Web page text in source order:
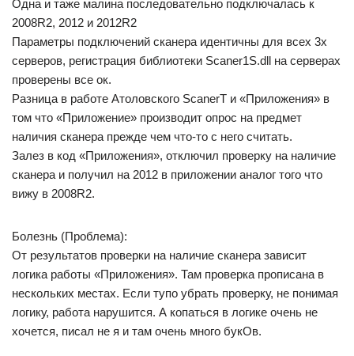
Одна и таже малина последовательно подключалась к
2008R2, 2012 и 2012R2
Параметры подключений сканера идентичны для всех 3х
серверов, регистрация библиотеки Scaner1S.dll на серверах
проверены все ок.
Разница в работе Атоловского ScanerT и «Приложения» в
том что «Приложение» производит опрос на предмет
наличия сканера прежде чем что-то с него считать.
Залез в код «Приложения», отключил проверку на наличие
сканера и получил на 2012 в приложении аналог того что
вижу в 2008R2.
Болезнь (Проблема):
От результатов проверки на наличие сканера зависит
логика работы «Приложения». Там проверка прописана в
нескольких местах. Если тупо убрать проверку, не понимая
логику, работа нарушится. А копаться в логике очень не
хочется, писал не я и там очень много букОв.